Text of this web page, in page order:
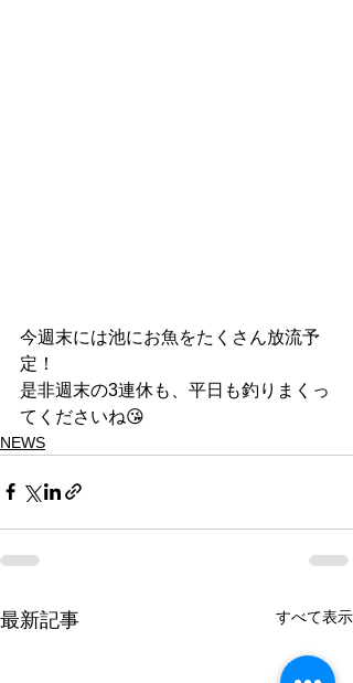
今週末には池にお魚をたくさん放流予
定！
是非週末の3連休も、平日も釣りまくっ
てくださいね😘
NEWS
最新記事 すべて表示